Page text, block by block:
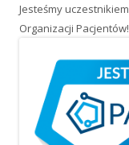
Jesteśmy uczestnikiem
Organizacji Pacjentów!